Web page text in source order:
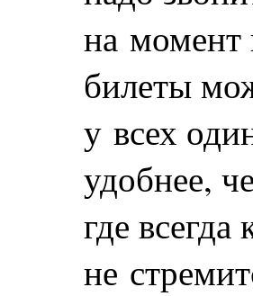
на момент
билеты
у всех
удобнее,
где
не